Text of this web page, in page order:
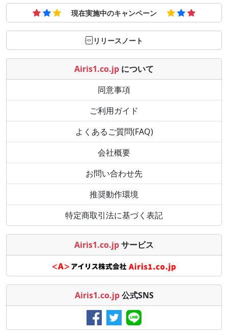
現在実施中のキャンペーン
リリースノート
Airis1.co.jp について
同意事項
ご利用ガイド
よくあるご質問(FAQ)
会社概要
お問い合わせ先
推奨動作環境
特定商取引法に基づく表記
Airis1.co.jpサービス
Airis1.co.jp 公式SNS